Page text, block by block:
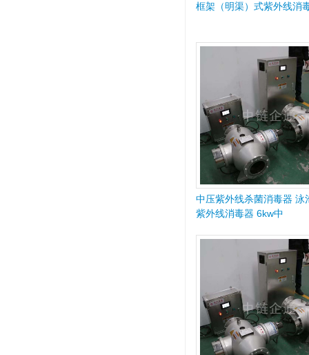
框架（明渠）式紫外线消
中压紫外线杀菌消毒器 泳
紫外线消毒器 6kw中